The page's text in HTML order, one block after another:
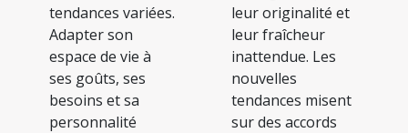
tendances variées.
Adapter son
espace de vie à
ses goûts, ses
besoins et sa
personnalité
leur originalité et
leur fraîcheur
inattendue. Les
nouvelles
tendances misent
sur des accords